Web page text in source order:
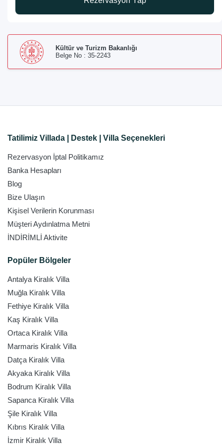
Kültür ve Turizm Bakanlığı
Belge No : 35-2243
Tatilimiz Villada | Destek | Villa Seçenekleri
Rezervasyon İptal Politikamız
Banka Hesapları
Blog
Bize Ulaşın
Kişisel Verilerin Korunması
Müşteri Aydınlatma Metni
İNDİRİMLİ Aktivite
Popüler Bölgeler
Antalya Kiralık Villa
Muğla Kiralık Villa
Fethiye Kiralık Villa
Kaş Kiralık Villa
Ortaca Kiralık Villa
Marmaris Kiralık Villa
Datça Kiralık Villa
Akyaka Kiralık Villa
Bodrum Kiralık Villa
Sapanca Kiralık Villa
Şile Kiralık Villa
Kıbrıs Kiralık Villa
İzmir Kiralık Villa